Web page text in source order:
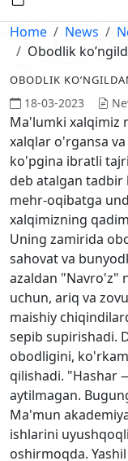
Home News
Obodlik
OBODLIK
18-03-2023
Ma'lumki xalqimiz
xalqlar o'rgansa
ko'pgina ibratli
deb atalgan tadbir
mehr-oqibatga
xalqimizning
Uning zamirida
sahovat va
azaldan "Navro'z"
uchun, ariq va
maishiy
sepib supirishadi.
obodligini,
qilishadi. "Hashar
aytilmagan.
Ma'mun
ishlarini
oshirmoqda.